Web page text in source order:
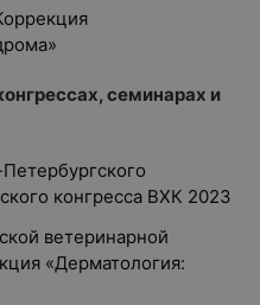
семинарах и
конгресса ВХК 2023
ветеринарной
«Дерматология: